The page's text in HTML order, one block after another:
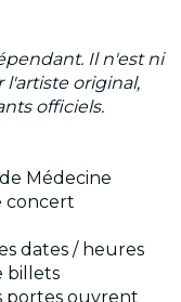
Il n'est ni
l'artiste original,
officiels.
Médecine
concert
dates / heures
billets
portes ouvrent